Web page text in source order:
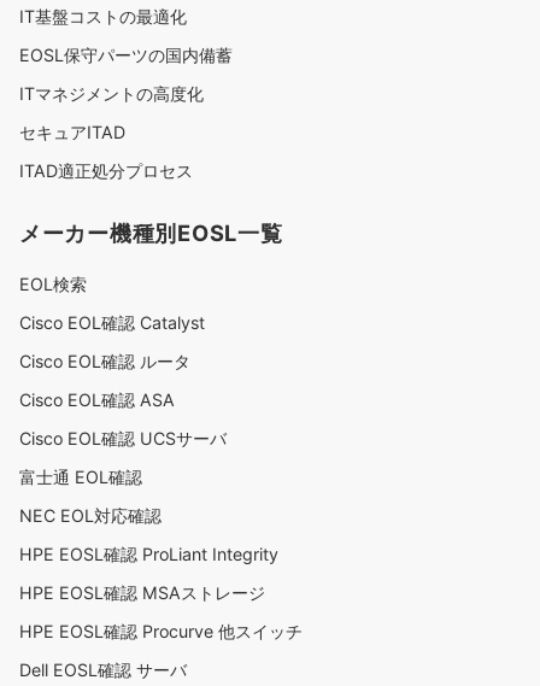
IT基盤コストの最適化
EOSL保守パーツの国内備蓄
ITマネジメントの高度化
セキュアITAD
ITAD適正処分プロセス
メーカー機種別EOSL一覧
EOL検索
Cisco EOL確認 Catalyst
Cisco EOL確認 ルータ
Cisco EOL確認 ASA
Cisco EOL確認 UCSサーバ
富士通 EOL確認
NEC EOL対応確認
HPE EOSL確認 ProLiant Integrity
HPE EOSL確認 MSAストレージ
HPE EOSL確認 Procurve 他スイッチ
Dell EOSL確認 サーバ